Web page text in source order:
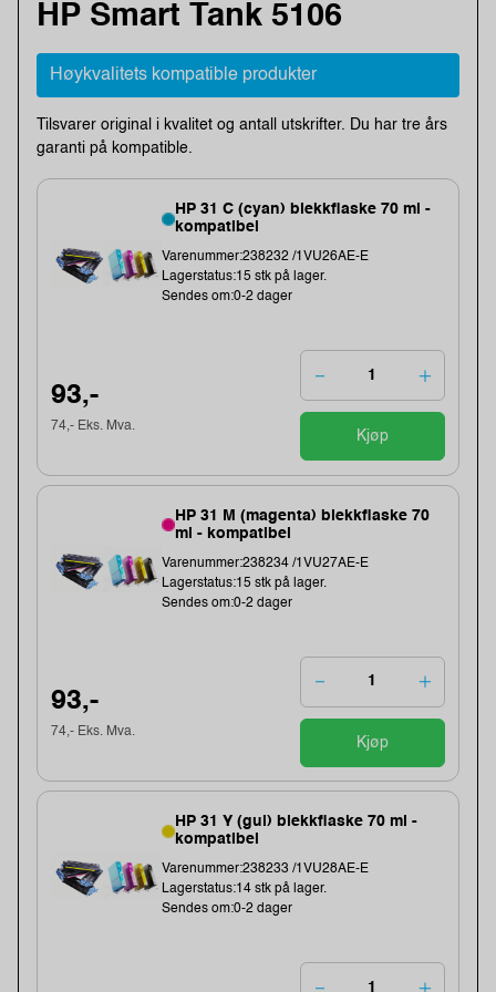
HP Smart Tank 5106
Høykvalitets kompatible produkter
Tilsvarer original i kvalitet og antall utskrifter. Du har tre års
garanti på kompatible.
HP 31 C (cyan) blekkflaske 70 ml -
kompatibel
Varenummer:238232 /1VU26AE-E
Lagerstatus:15 stk på lager.
Sendes om:0-2 dager
93,-
74,- Eks. Mva.
Kjøp
HP 31 M (magenta) blekkflaske 70
ml - kompatibel
Varenummer:238234 /1VU27AE-E
Lagerstatus:15 stk på lager.
Sendes om:0-2 dager
93,-
74,- Eks. Mva.
Kjøp
HP 31 Y (gul) blekkflaske 70 ml -
kompatibel
Varenummer:238233 /1VU28AE-E
Lagerstatus:14 stk på lager.
Sendes om:0-2 dager